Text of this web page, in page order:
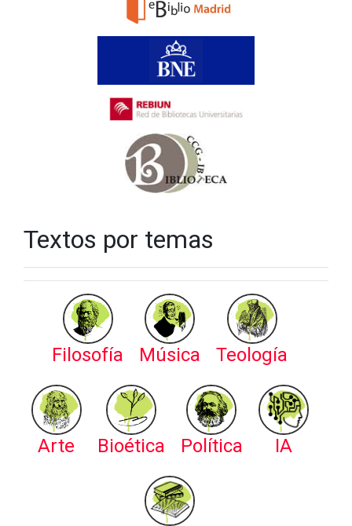
Textos por temas
Filosofía Música Teología
Arte Bioética Política IA